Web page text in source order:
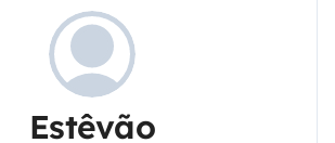
Estêvão